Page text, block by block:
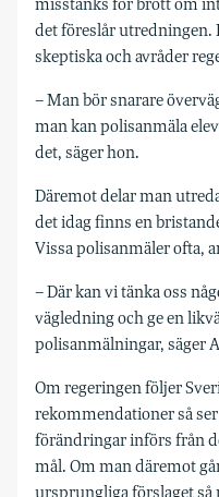
det föreslår utredningen.
skeptiska och avråder
– Man bör snarare
man kan polisanmäla
det, säger hon.
Däremot delar man
det idag finns en
Vissa polisanmäler ofta,
– Där kan vi tänka oss
vägledning och ge en
polisanmälningar, säger
Om regeringen följer
rekommendationer så
förändringar införs från
mål. Om man däremot
ursprungliga förslaget